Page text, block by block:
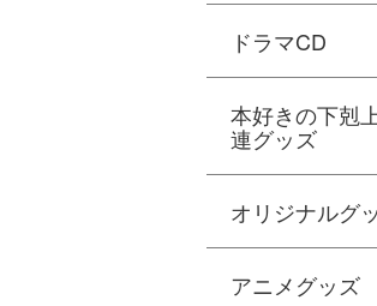
ドラマCD
本好きの下剋
連グッズ
オリジナルグ
アニメグッズ